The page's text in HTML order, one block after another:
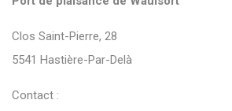
Clos Saint-Pierre, 28
5541 Hastière-Par-Delà
Contact :